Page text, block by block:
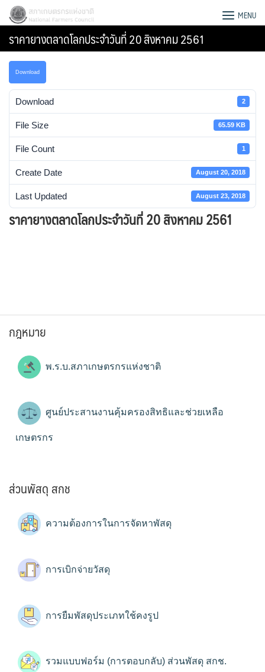
Skip
content
Search
สภาเกษตรกรแห่งชาติ MENU
ราคายางตลาดโลกประจำวันที่ 20 สิงหาคม 2561
Download
Download 2
File Size 65.59 KB
File Count 1
Create Date August 20, 2018
Last Updated August 23, 2018
ราคายางตลาดโลกประจำวันที่ 20 สิงหาคม 2561
กฎหมาย
พ.ร.บ.สภาเกษตรกรแห่งชาติ
ศูนย์ประสานงานคุ้มครองสิทธิและช่วยเหลือ
เกษตรกร
ส่วนพัสดุ สกช
ความต้องการในการจัดหาพัสดุ
การเบิกจ่ายวัสดุ
การยืมพัสดุประเภทใช้คงรูป
รวมแบบฟอร์ม (การตอบกลับ) ส่วนพัสดุ สกช.